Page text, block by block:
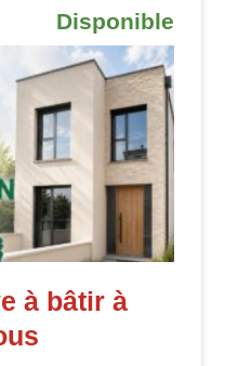
Disponible
à bâtir à